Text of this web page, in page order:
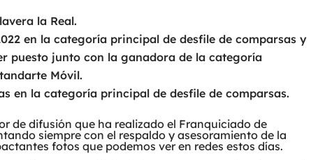
la Real.
en la categoría principal de desfile de comparsas y
puesto junto con la ganadora de la categoría
Móvil.
en la categoría principal de desfile de comparsas.
de difusión que ha realizado el Franquiciado de
siempre con el respaldo y asesoramiento de la
fotos que podemos ver en redes estos días.